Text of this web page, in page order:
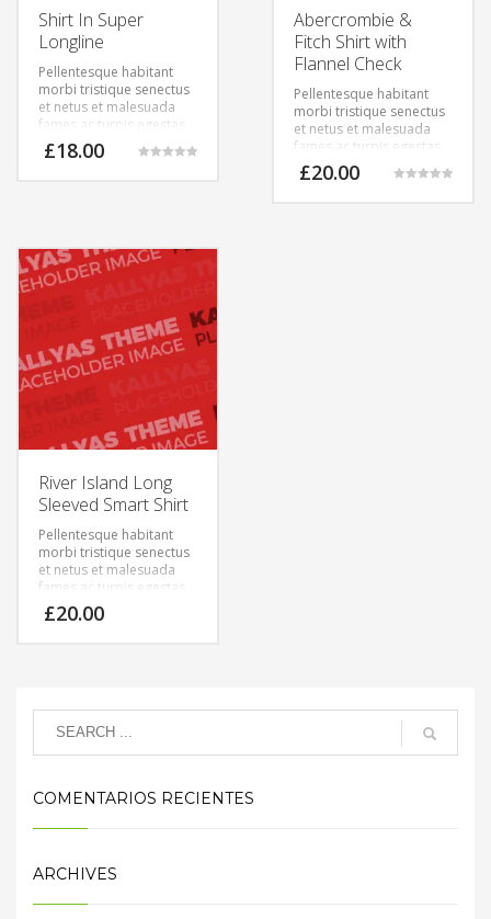
Shirt In Super
Longline
Pellentesque habitant
morbi tristique senectus
et netus et malesuada
fames ac turpis egestas.
Vestibulum tortor quam,
feugiat vitae, ultricies
mi vitae est. Mauris
placerat eleifend leo.
£18.00
Abercrombie &
Fitch Shirt with
Flannel Check
Pellentesque habitant
morbi tristique senectus
et netus et malesuada
fames ac turpis egestas.
£20.00
River Island Long
Sleeved Smart Shirt
Pellentesque habitant
morbi tristique senectus
et netus et malesuada
fames ac turpis egestas.
Vestibulum tortor quam,
feugiat vitae, ultricies
mi vitae est. Mauris
placerat eleifend leo.
£20.00
COMENTARIOS RECIENTES
ARCHIVES